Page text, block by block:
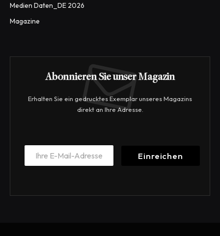
Medien Daten_DE 2026
Magazine
Abonnieren Sie unser Magazin
Erhalten Sie ein gedrucktes Exemplar unseres Magazins
direkt an Ihre Adresse.
E
E
a
*
Einreichen